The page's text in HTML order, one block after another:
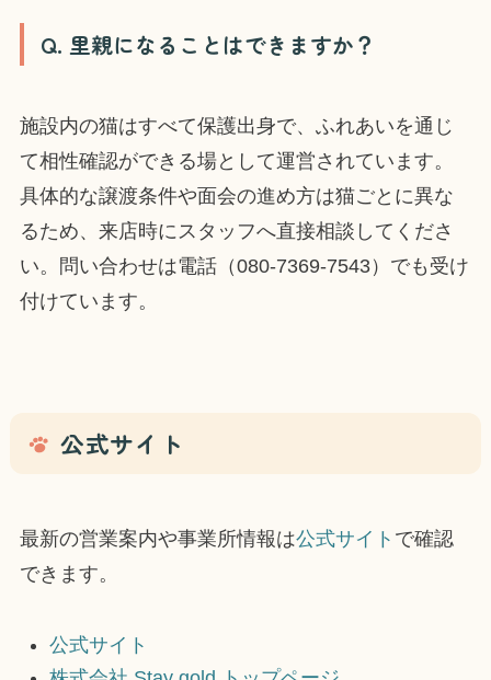
Q. 里親になることはできますか？
施設内の猫はすべて保護出身で、ふれあいを通じ
て相性確認ができる場として運営されています。
具体的な譲渡条件や面会の進め方は猫ごとに異な
るため、来店時にスタッフへ直接相談してくださ
い。問い合わせは電話（080-7369-7543）でも受け
付けています。
公式サイト
最新の営業案内や事業所情報は公式サイト で確認
できます。
公式サイト